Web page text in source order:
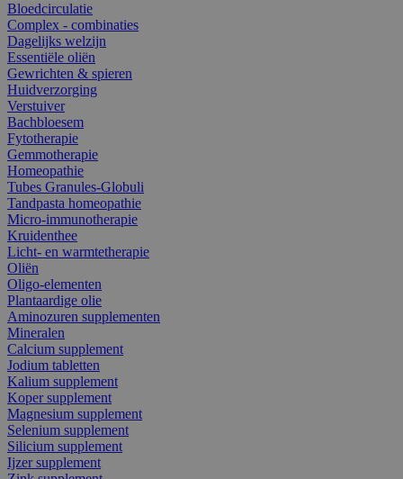
Bloedcirculatie
Complex - combinaties
Dagelijks welzijn
Essentiële oliën
Gewrichten & spieren
Huidverzorging
Verstuiver
Bachbloesem
Fytotherapie
Gemmotherapie
Homeopathie
Tubes Granules-Globuli
Tandpasta homeopathie
Micro-immunotherapie
Kruidenthee
Licht- en warmtetherapie
Oliën
Oligo-elementen
Plantaardige olie
Aminozuren supplementen
Mineralen
Calcium supplement
Jodium tabletten
Kalium supplement
Koper supplement
Magnesium supplement
Selenium supplement
Silicium supplement
Ijzer supplement